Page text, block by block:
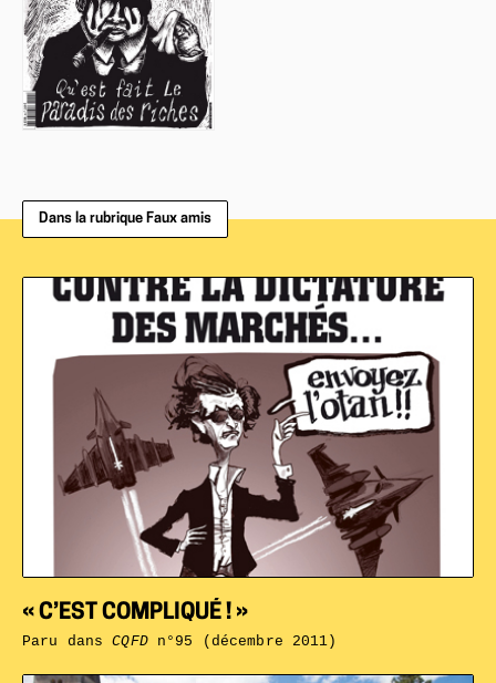
Dans la rubrique Faux amis
« C’EST COMPLIQUÉ ! »
Paru dansCQFDn°95 (décembre 2011)